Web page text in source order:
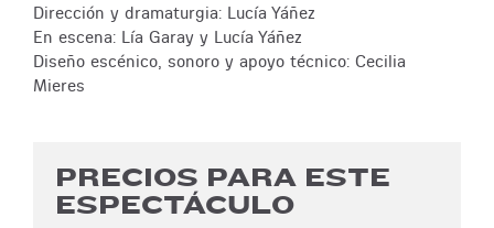
Dirección y dramaturgia: Lucía Yáñez
En escena: Lía Garay y Lucía Yáñez
Diseño escénico, sonoro y apoyo técnico: Cecilia
Mieres
PRECIOS PARA ESTE
ESPECTÁCULO